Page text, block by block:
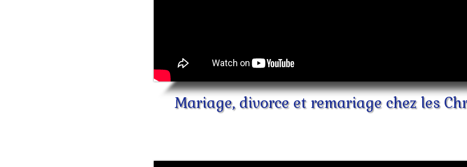
Mariage, divorce et remariage chez les